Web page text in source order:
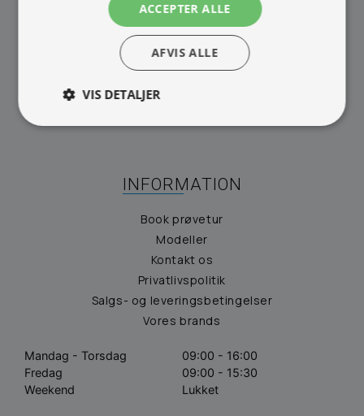
+45 97 74 07 33
CVR: 29625425
Ved henvendelse ang. dit køretøj, reparation og service
mm. skal du oplyse dit stelnummer eller registreringsnummer.
INFORMATION
Book prøvetur
Modeller
Kontakt os
Privatlivspolitik
Salgs- og leveringsbetingelser
Vores brands
Mandag - Torsdag
09:00 - 16:00
Fredag
09:00 - 15:30
Weekend
Lukket
ACCEPTER ALLE
AFVIS ALLE
VIS DETALJER